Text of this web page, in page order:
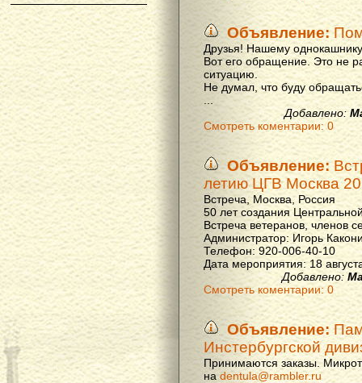
Объявление:
Друзья! Нашему
Вот его обращение. Это не
ситуацию.
Не думал, что буду
Добавлено:
Смотреть коментарии: 0
Объявление:
летию ЦГВ Москва
Встреча, Москва, Россия
50 лет создания
Встреча ветеранов, членов
Администратор: Игорь
Телефон: 920-006-40-10
Дата мероприятия: 18
Добавлено:
Смотреть коментарии: 0
Объявление:
Инстербургской
Принимаются заказы.
на dentula@rambler.ru